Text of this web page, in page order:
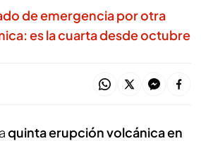
de emergencia por otra
es la cuarta desde octubre
quinta erupción volcánica en